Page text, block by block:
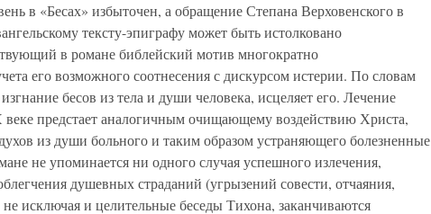
в «Бесах» избыточен, а обращение Степана Верховенского в
тексту-эпиграфу может быть истолковано
в романе библейский мотив многократно
его возможного соотнесения с дискурсом истерии. По словам
бесов из тела и души человека, исцеляет его. Лечение
предстает аналогичным очищающему воздействию Христа,
из души больного и таким образом устраняющего болезненные
не упоминается ни одного случая успешного излечения,
душевных страданий (угрызений совести, отчаяния,
исключая и целительные беседы Тихона, заканчиваются